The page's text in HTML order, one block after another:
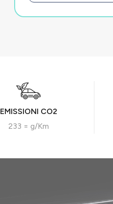
EMISSIONI CO2
233 = g/Km